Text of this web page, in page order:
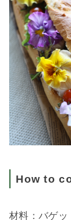
How to
材料：バゲ